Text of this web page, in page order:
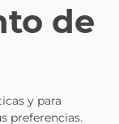
de
y para
preferencias.